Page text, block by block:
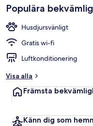
Populära
Husdjursvänligt
Gratis wi-fi
Luftkonditionering
Visa alla
Främsta
Känn dig som